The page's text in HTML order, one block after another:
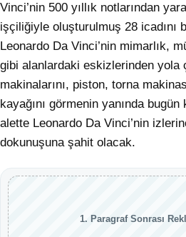
Vinci’nin 500 yıllık notlarından
işçiliğiyle oluşturulmuş 28 icadını
Leonardo Da Vinci’nin mimarlık,
gibi alanlardaki eskizlerinden yola
makinalarını, piston, torna
kayağını görmenin yanında bugün
alette Leonardo Da Vinci’nin
dokunuşuna şahit olacak.
1. Paragraf Sonrası